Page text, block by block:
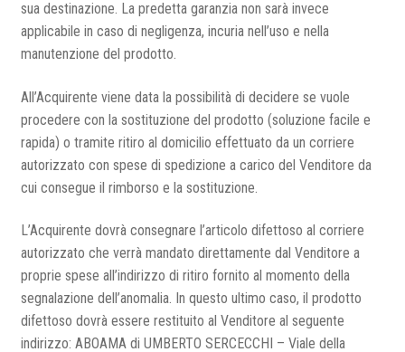
sua destinazione. La predetta garanzia non sarà invece
applicabile in caso di negligenza, incuria nell’uso e nella
manutenzione del prodotto.
All’Acquirente viene data la possibilità di decidere se vuole
procedere con la sostituzione del prodotto (soluzione facile e
rapida) o tramite ritiro al domicilio effettuato da un corriere
autorizzato con spese di spedizione a carico del Venditore da
cui consegue il rimborso e la sostituzione.
L’Acquirente dovrà consegnare l’articolo difettoso al corriere
autorizzato che verrà mandato direttamente dal Venditore a
proprie spese all’indirizzo di ritiro fornito al momento della
segnalazione dell’anomalia. In questo ultimo caso, il prodotto
difettoso dovrà essere restituito al Venditore al seguente
indirizzo: ABOAMA di UMBERTO SERCECCHI – Viale della